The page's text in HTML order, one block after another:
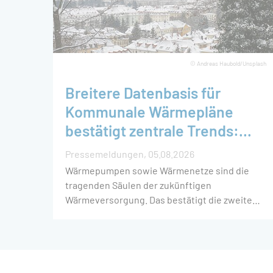
© Andreas Haubold/Unsplash
Breitere Datenbasis für
Kommunale Wärmepläne
bestätigt zentrale Trends:
Wärmepumpen und
Wärmenetze bilden das
Rückgrat der Wärmewende
Pressemeldungen 05.08.2026
Wärmepumpen sowie Wärmenetze sind die
tragenden Säulen der zukünftigen
Wärmeversorgung. Das bestätigt die zweite